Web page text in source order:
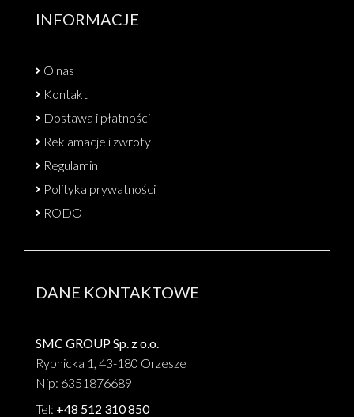
INFORMACJE
O nas
Kontakt
Dostawa i płatności
Reklamacje i zwroty
Regulamin
Polityka prywatności
RODO
DANE KONTAKTOWE
SMC GROUP Sp. z o.o.
Rybnicka 1, 43-180 Orzesze
Nip: 6351876689
Tel: +48 512 310 850